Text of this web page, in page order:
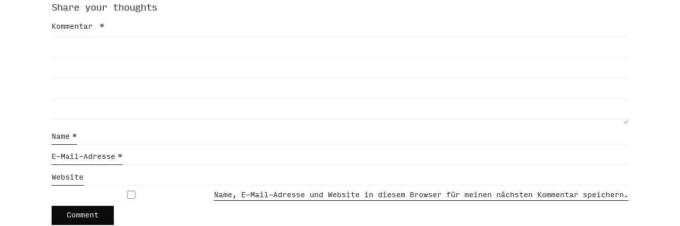
Share your thoughts
Kommentar *
Name *
E-Mail-Adresse *
Website
Name, E-Mail-Adresse und Website in diesem Browser für meinen nächsten Kommentar speichern.